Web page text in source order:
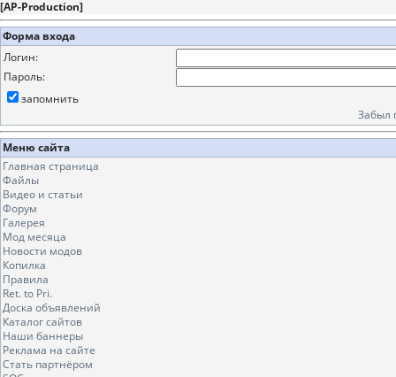
[AP-Production]
Форма входа
Логин:
Пароль:
запомнить
Забыл
Меню сайта
Главная страница
Файлы
Видео и статьи
Форум
Галерея
Мод месяца
Новости модов
Копилка
Правила
Ret. to Pri.
Доска объявлений
Каталог сайтов
Наши баннеры
Реклама на сайте
Стать партнёром